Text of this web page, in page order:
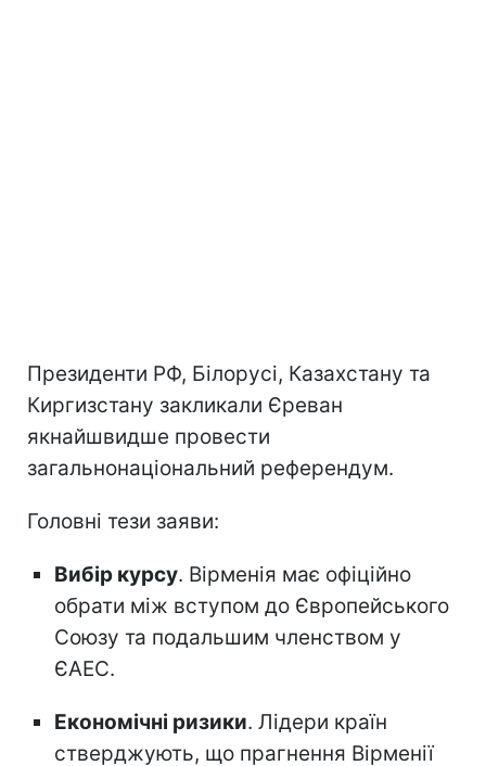
Президенти РФ, Білорусі, Казахстану та
Киргизстану закликали Єреван
якнайшвидше провести
загальнонаціональний референдум.
Головні тези заяви:
Вибір курсу. Вірменія має офіційно
обрати між вступом до Європейського
Союзу та подальшим членством у
ЄАЕС.
Економічні ризики. Лідери країн
стверджують, що прагнення Вірменії